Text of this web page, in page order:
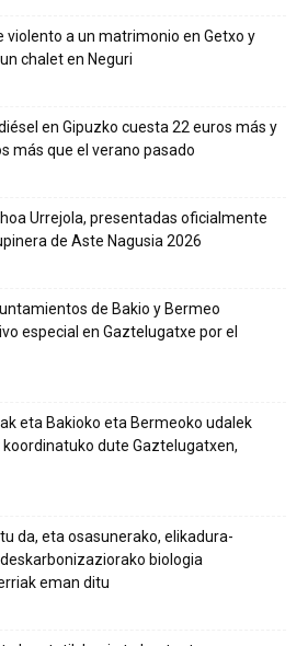
violento a un matrimonio en Getxo y
chalet en Neguri
en Gipuzko cuesta 22 euros más y
más que el verano pasado
Urrejola, presentadas oficialmente
de Aste Nagusia 2026
de Bakio y Bermeo
especial en Gaztelugatxe por el
eta Bakioko eta Bermeoko udalek
dute Gaztelugatxen,
da, eta osasunerako, elikadura-
biologia
eman ditu